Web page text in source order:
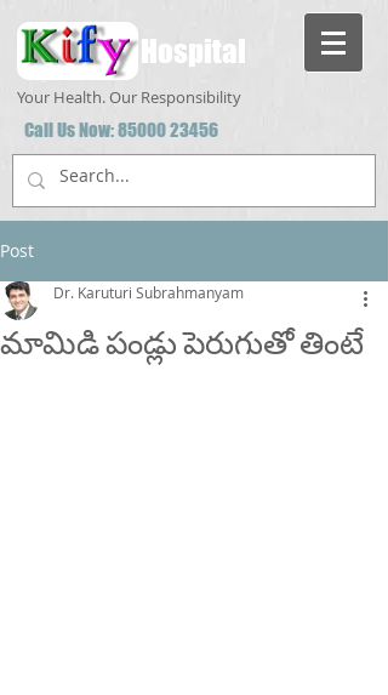
Hospital
Your Health. Our Responsibility
Call Us Now:85000 23456
Post
మామిడి పండ్లు పెరుగుతో తింటే
Dr. Karuturi Subrahmanyam